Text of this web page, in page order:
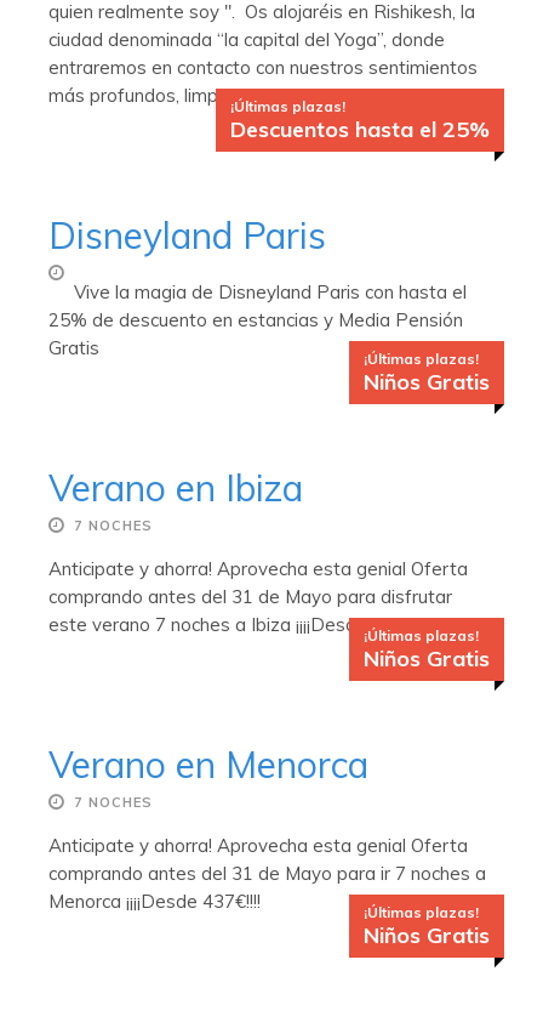
quien realmente soy ". Os alojaréis en Rishikesh, la
ciudad denominada “la capital del Yoga”, donde
entraremos en contacto con nuestros sentimientos
más profundos, limpieza de mente, alma y cuerpo.
¡Últimas plazas!
Descuentos hasta el 25%
Disneyland Paris
Vive la magia de Disneyland Paris con hasta el
25% de descuento en estancias y Media Pensión
Gratis
¡Últimas plazas!
Niños Gratis
Verano en Ibiza
7 NOCHES
Anticipate y ahorra! Aprovecha esta genial Oferta
comprando antes del 31 de Mayo para disfrutar
este verano 7 noches a Ibiza ¡¡¡¡Desde 393€!!!!
¡Últimas plazas!
Niños Gratis
Verano en Menorca
7 NOCHES
Anticipate y ahorra! Aprovecha esta genial Oferta
comprando antes del 31 de Mayo para ir 7 noches a
Menorca ¡¡¡¡Desde 437€!!!!
¡Últimas plazas!
Niños Gratis